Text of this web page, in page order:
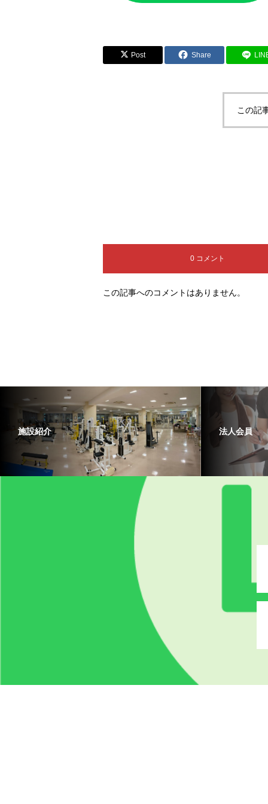
Post Share
この記
0 コメント
この記事へのコメントはありません。
施設紹介 法人会員